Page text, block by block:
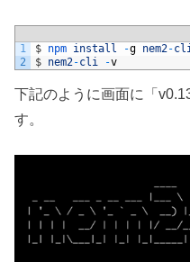
1
2
$ npm install -g nem2-
$ nem2-cli -v
下記のように画面に「
す。